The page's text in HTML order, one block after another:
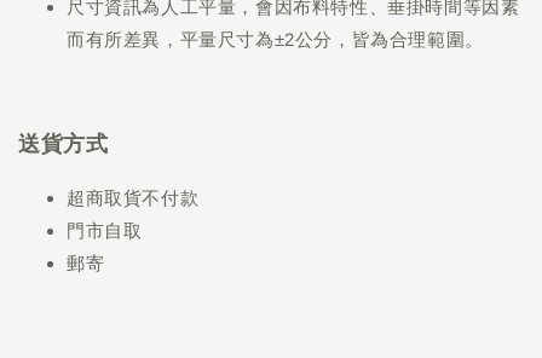
尺寸資訊為人工平量，會因布料特性、垂掛時間等因素
而有所差異，平量尺寸為±2公分，皆為合理範圍。
送貨方式
超商取貨不付款
門市自取
郵寄